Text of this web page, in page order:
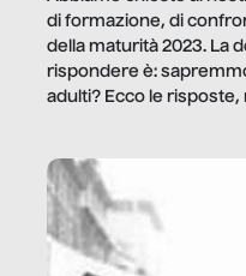
di formazione, di
della maturità 2023. La
rispondere è:
adulti? Ecco le risposte,